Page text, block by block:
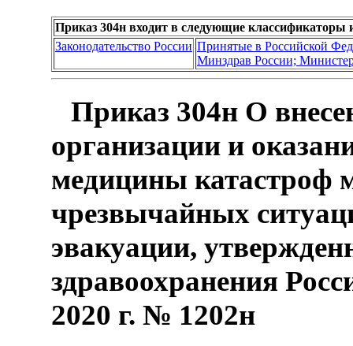
Приказ 304н входит в следующие классификаторы
Законодательство России Принятые в Российской
Минздрав России;
Приказ 304н О
организации и
медицины катастроф
чрезвычайных
эвакуации,
здравоохранения
2020 г. № 1202н